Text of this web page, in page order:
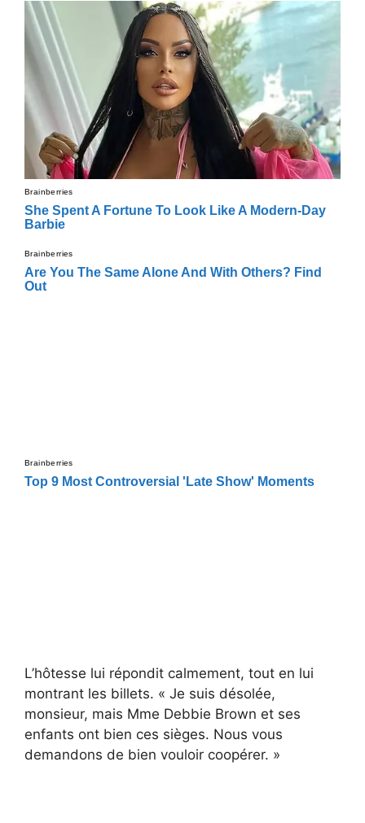
L’hôtesse lui répondit calmement, tout en lui
montrant les billets. « Je suis désolée,
monsieur, mais Mme Debbie Brown et ses
enfants ont bien ces sièges. Nous vous
demandons de bien vouloir coopérer. »